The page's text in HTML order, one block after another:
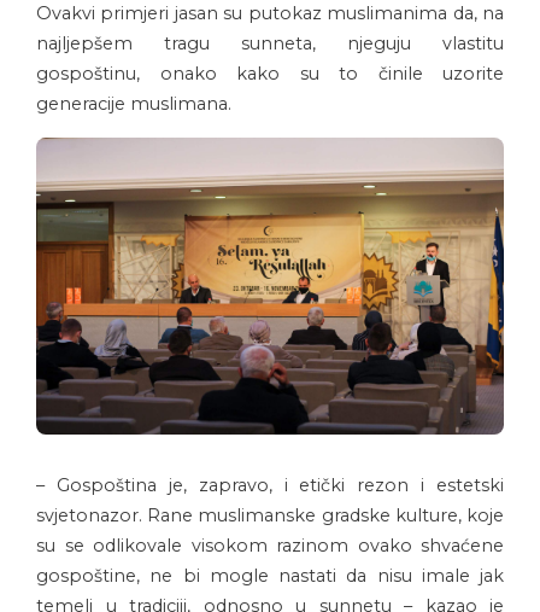
Ovakvi primjeri jasan su putokaz muslimanima da, na
najljepšem tragu sunneta, njeguju vlastitu
gospoštinu, onako kako su to činile uzorite
generacije muslimana.
– Gospoština je, zapravo, i etički rezon i estetski
svjetonazor. Rane muslimanske gradske kulture, koje
su se odlikovale visokom razinom ovako shvaćene
gospoštine, ne bi mogle nastati da nisu imale jak
temelj u tradiciji, odnosno u sunnetu – kazao je